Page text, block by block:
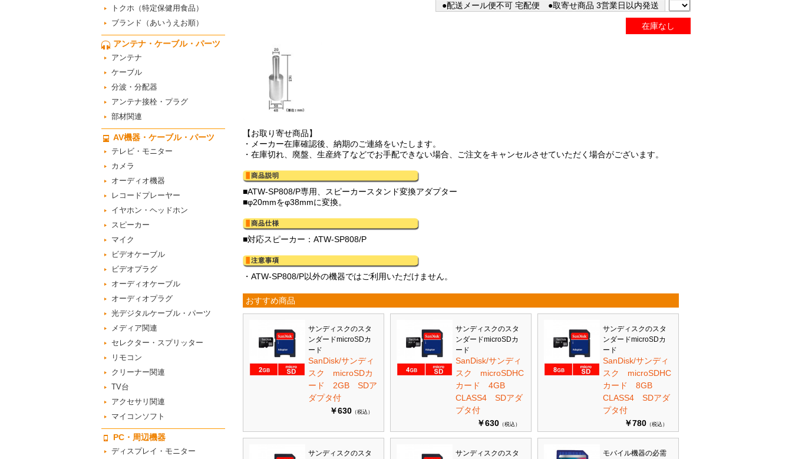
トクホ（特定保健用食品）
ブランド（あいうえお順）
アンテナ・ケーブル・パーツ
アンテナ
ケーブル
分波・分配器
アンテナ接栓・プラグ
部材関連
AV機器・ケーブル・パーツ
テレビ・モニター
カメラ
オーディオ機器
レコードプレーヤー
イヤホン・ヘッドホン
スピーカー
マイク
ビデオケーブル
ビデオプラグ
オーディオケーブル
オーディオプラグ
光デジタルケーブル・パーツ
メディア関連
セレクター・スプリッター
リモコン
クリーナー関連
TV台
アクセサリ関連
マイコンソフト
PC・周辺機器
ディスプレイ・モニター
●配送メール便不可 宅配便 ●取寄せ商品 3営業日以内発送
在庫なし
【お取り寄せ商品】
・メーカー在庫確認後、納期のご連絡をいたします。
・在庫切れ、廃盤、生産終了などでお手配できない場合、ご注文をキャンセルさせていただく場合がございます。
■ATW-SP808/P専用、スピーカースタンド変換アダプター
■φ20mmをφ38mmに変換。
■対応スピーカー：ATW-SP808/P
・ATW-SP808/P以外の機器ではご利用いただけません。
おすすめ商品
サンディスクのスタ
ンダードmicroSDカ
ード
SanDisk/サンディ
スク microSDカ
ード 2GB SDア
ダプタ付
￥630 （税込）
サンディスクのスタ
ンダードmicroSDカ
ード
SanDisk/サンディ
スク microSDHC
カード 4GB
CLASS4 SDアダ
プタ付
￥630 （税込）
サンディスクのスタ
ンダードmicroSDカ
ード
SanDisk/サンディ
スク microSDHC
カード 8GB
CLASS4 SDアダ
プタ付
￥780 （税込）
サンディスクのスタ
サンディスクのスタ
モバイル機器の必需